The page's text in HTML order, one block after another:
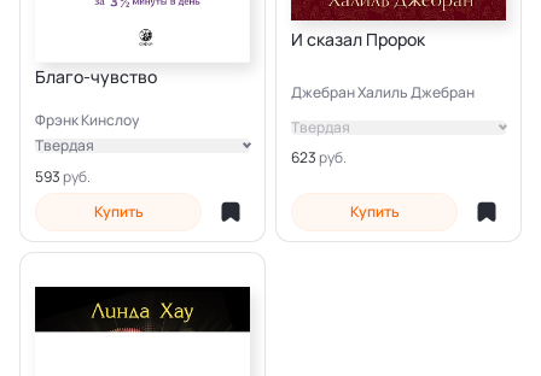
Благо-чувство
Фрэнк Кинслоу
593
Твердая
Электронная
Купить
И сказал Пророк
Джебран Халиль Джебран
623
Твердая
Купить